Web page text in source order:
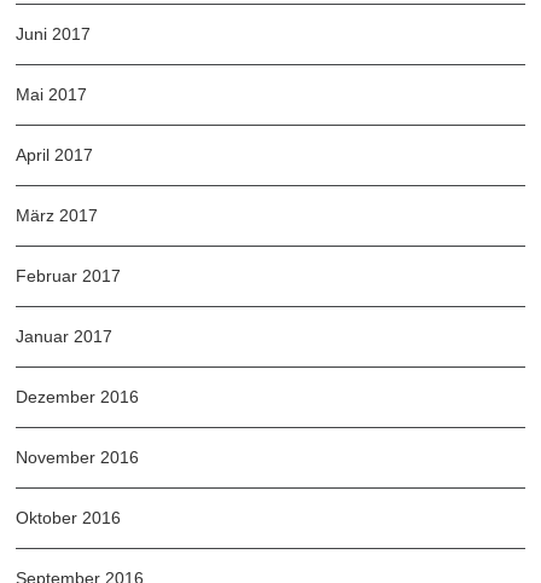
Juni 2017
Mai 2017
April 2017
März 2017
Februar 2017
Januar 2017
Dezember 2016
November 2016
Oktober 2016
September 2016